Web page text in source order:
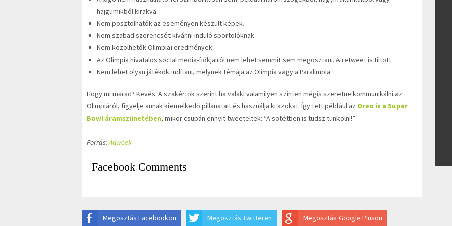
hajgumikból kirakva.
Nem posztolhatók az eseményen készült képek.
Nem szabad szerencsét kívánni induló sportolóknak.
Nem közölhetők Olimpiai eredmények.
Az Olimpia hivatalos social media-fiókjairól nem lehet semmit sem megosztani. A retweet is tiltott.
Nem lehet olyan játékok indítani, melynek témája az Olimpia vagy a Paralimpia.
Hogy mi marad? Kevés. A szakértők szerint ha valaki valamilyen szinten mégis szeretne kommunikálni az
Olimpiáról, figyelje annak kiemelkedő pillanatait és használja ki azokat. Így tett például az Oreo is a Super
Bowl áramszünetében, mikor csupán ennyit tweeteltek: “A sötétben is tudsz tunkolni!”
Forrás:Adweek
Facebook Comments
Megosztás Facebookon Megosztás Twitteren Megosztás Google Pluson